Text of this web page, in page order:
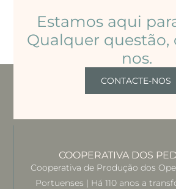
Estamos aqui
Qualquer questão,
nos.
CONTACTE-NOS
COOPERATIVA DOS
Cooperativa de Produção dos
Portuenses | Há 110 anos a